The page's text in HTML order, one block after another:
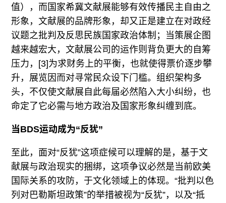
值），而国家希冀文献展能够有效传播民主自由之
形象，文献展的品牌形象，却又正是建立在对政经
议题之批判及反思民族国家政治体制；当策展企图
越来越宏大，文献展公司的运作则背负更大的自筹
压力，[3]为求财务上的平衡，也就使得票价逐步攀
升，展览因而对寻常民众设下门槛。组织架构多
头，不仅使文献展自此每届必然陷入大小纠纷，也
命定了它必需与地方政治及国家形象纠缠到底。
当BDS运动成为“反犹”
至此，面对“反犹”这项症候可以理解的是，基于文
献展与政治现实的捆绑，这项争议必然是当前欧美
国际关系的攻防，于文化领域上的体现。“批判以色
列对巴勒斯坦政策”的举措被视为“反犹”，以及“抵